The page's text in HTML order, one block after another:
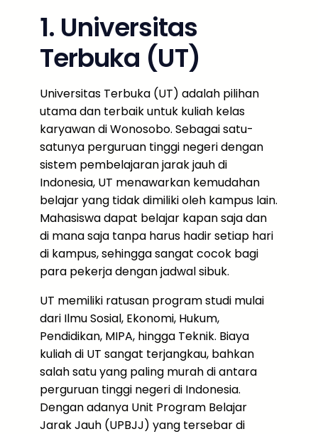
1. Universitas
Terbuka (UT)
Universitas Terbuka (UT) adalah pilihan
utama dan terbaik untuk kuliah kelas
karyawan di Wonosobo. Sebagai satu-
satunya perguruan tinggi negeri dengan
sistem pembelajaran jarak jauh di
Indonesia, UT menawarkan kemudahan
belajar yang tidak dimiliki oleh kampus lain.
Mahasiswa dapat belajar kapan saja dan
di mana saja tanpa harus hadir setiap hari
di kampus, sehingga sangat cocok bagi
para pekerja dengan jadwal sibuk.
UT memiliki ratusan program studi mulai
dari Ilmu Sosial, Ekonomi, Hukum,
Pendidikan, MIPA, hingga Teknik. Biaya
kuliah di UT sangat terjangkau, bahkan
salah satu yang paling murah di antara
perguruan tinggi negeri di Indonesia.
Dengan adanya Unit Program Belajar
Jarak Jauh (UPBJJ) yang tersebar di